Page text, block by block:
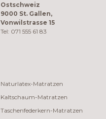
Ostschweiz
9000 St. Gallen,
Vonwilstrasse 15
Tel: 071 555 61 83
Naturlatex-Matratzen
Kaltschaum-Matratzen
Taschenfederkern-Matratzen